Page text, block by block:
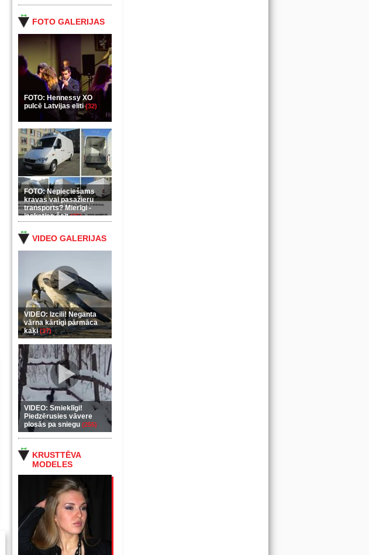
FOTO GALERIJAS
FOTO: Hennessy XO
pulcē Latvijas eliti(32)
FOTO: Nepieciešams
kravas vai pasažieru
transports? Mierīgi -
ieskaties šeit(35)
VIDEO GALERIJAS
VIDEO: Izcili! Neganta
vārna kārtīgi pārmāca
kaķi(37)
VIDEO: Smieklīgi!
Piedzērusies vāvere
plosās pa sniegu (255)
KRUSTTĒVA
MODELES